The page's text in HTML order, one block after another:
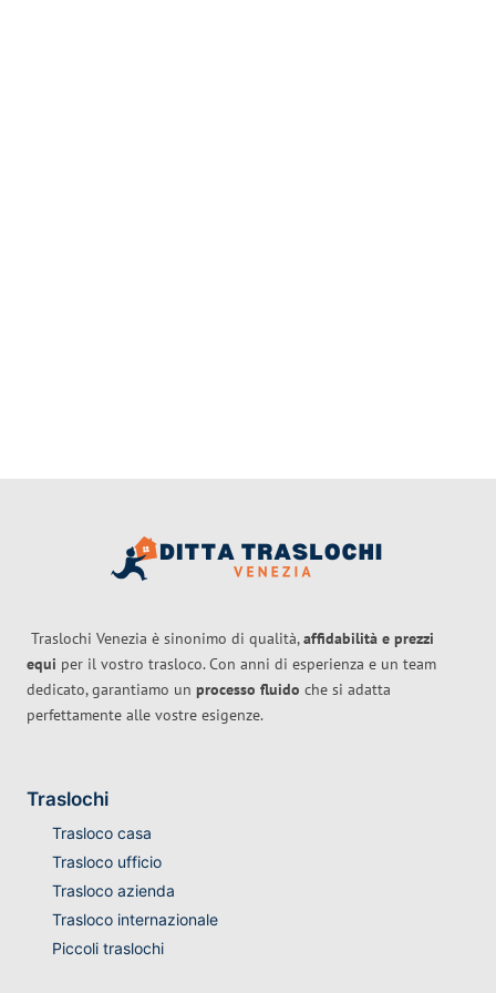
Traslochi Venezia è sinonimo di qualità,affidabilità e prezzi
equi per il vostro trasloco. Con anni di esperienza e un team
dedicato, garantiamo un processo fluido che si adatta
perfettamente alle vostre esigenze.
Traslochi
Trasloco casa
Trasloco ufficio
Trasloco azienda
Trasloco internazionale
Piccoli traslochi